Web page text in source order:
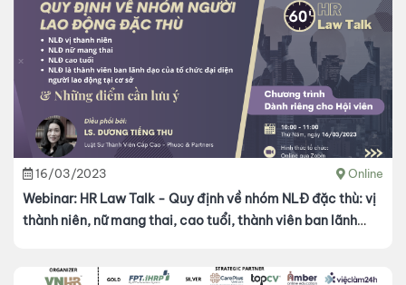
16/03/2023 Online
Webinar: HR Law Talk - Quy định về nhóm NLĐ đặc thù: vị
thành niên, nữ mang thai, cao tuổi, thành viên ban lãnh